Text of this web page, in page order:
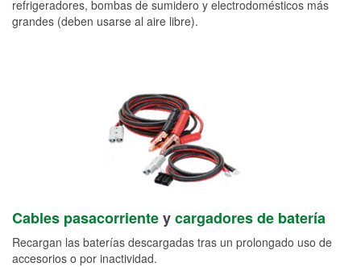
refrigeradores, bombas de sumidero y electrodomésticos más
grandes (deben usarse al aire libre).
Cables pasacorrienteycargadores de batería
Recargan las baterías descargadas tras un prolongado uso de
accesorios o por inactividad.